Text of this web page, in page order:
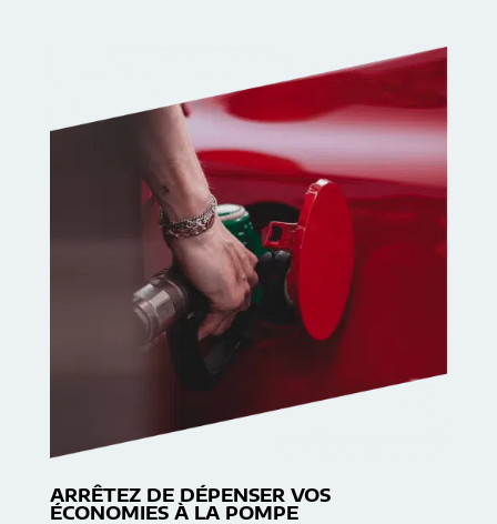
ARRÊTEZ DE DÉPENSER VOS
ÉCONOMIES À LA POMPE